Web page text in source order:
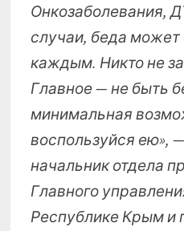
Онкозаболевания,
случаи, беда может
каждым. Никто не
Главное — не быть
минимальная
воспользуйся ею»,
начальник отдела
Главного
Республике Крым и